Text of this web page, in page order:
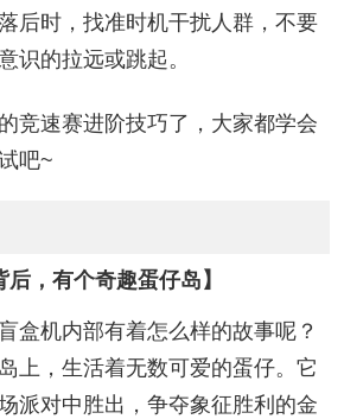
后时，找准时机干扰人群，不要
识的拉远或跳起。
竞速赛进阶技巧了，大家都学会
吧~
，有个奇趣蛋仔岛】
盒机内部有着怎么样的故事呢？
上，生活着无数可爱的蛋仔。它
派对中胜出，争夺象征胜利的金